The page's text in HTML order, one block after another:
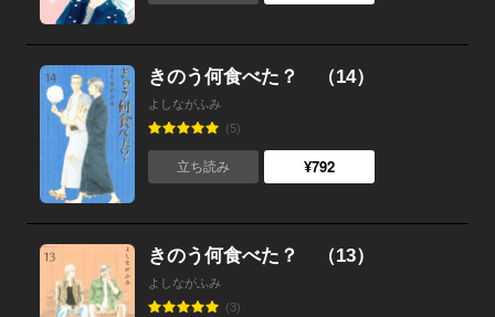
きのう何食べた？ （14）
よしながふみ
(5)
立ち読み ¥792
きのう何食べた？ （13）
よしながふみ
(3)